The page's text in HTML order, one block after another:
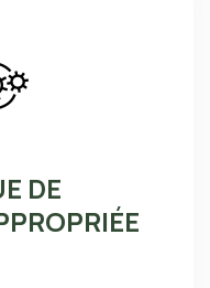
DE